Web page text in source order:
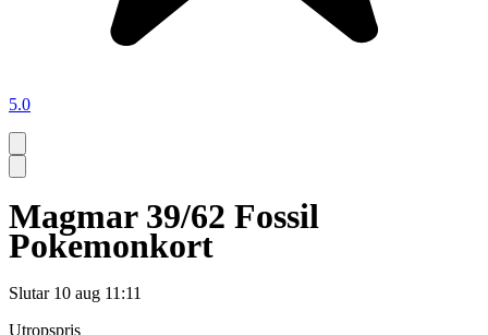
5.0
Magmar 39/62 Fossil
Pokemonkort
Slutar 10 aug 11:11
Utropspris